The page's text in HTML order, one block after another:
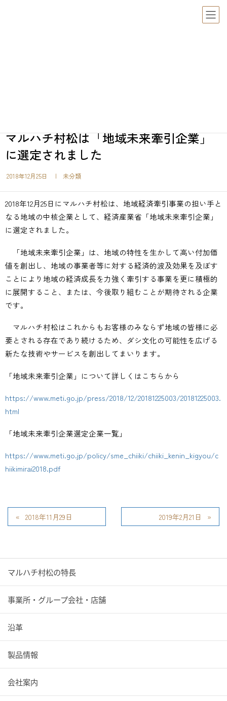
マルハチ村松は「地域未来牽引企業」
に選定されました
2018年12月25日 | 未分類
2018年12月25日にマルハチ村松は、地域経済牽引事業の担い手と
なる地域の中核企業として、経済産業省「地域未来牽引企業」
に選定されました。
「地域未来牽引企業」は、地域の特性を生かして高い付加価
値を創出し、地域の事業者等に対する経済的波及効果を及ぼす
ことにより地域の経済成長を力強く牽引する事業を更に積極的
に展開すること、または、今後取り組むことが期待される企業
です。
マルハチ村松はこれからもお客様のみならず地域の皆様に必
要とされる存在であり続けるため、ダシ文化の可能性を広げる
新たな技術やサービスを創出してまいります。
「地域未来牽引企業」について詳しくはこちらから
https://www.meti.go.jp/press/2018/12/20181225003/20181225003.
html
「地域未来牽引企業選定企業一覧」
https://www.meti.go.jp/policy/sme_chiiki/chiiki_kenin_kigyou/c
hiikimirai2018.pdf
2018年11月29日 2019年2月21日
マルハチ村松の特長
事業所・グループ会社・店舗
沿革
製品情報
会社案内